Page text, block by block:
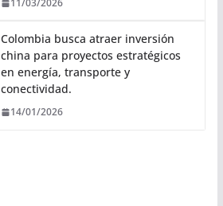
11/03/2026
Colombia busca atraer inversión
china para proyectos estratégicos
en energía, transporte y
conectividad.
14/01/2026